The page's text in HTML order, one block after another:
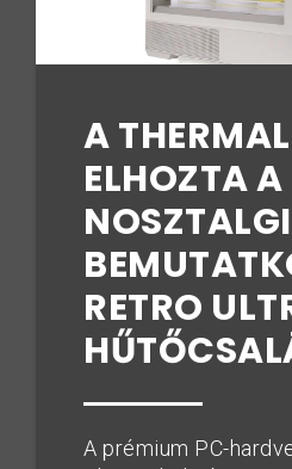
A
ELHOZTA A
RETRO
A prémium PC-